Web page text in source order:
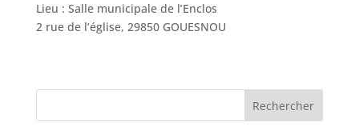
Lieu : Salle municipale de l’Enclos
2 rue de l’église, 29850 GOUESNOU